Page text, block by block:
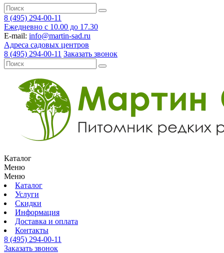
8 (495) 294-00-11
Ежедневно с 10.00 до 17.30
E-mail: info@martin-sad.ru
Адреса садовых центров
8 (495) 294-00-11 Заказать звонок
Каталог
Меню
Меню
Каталог
Услуги
Скидки
Информация
Доставка и оплата
Контакты
8 (495) 294-00-11
Заказать звонок